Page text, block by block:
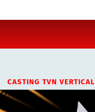
CASTING TVN VERTICAL